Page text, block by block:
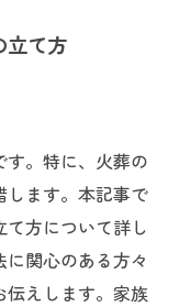
立て方
。特に、火葬の
します。本記事で
方について詳し
関心のある方々
えします。家族